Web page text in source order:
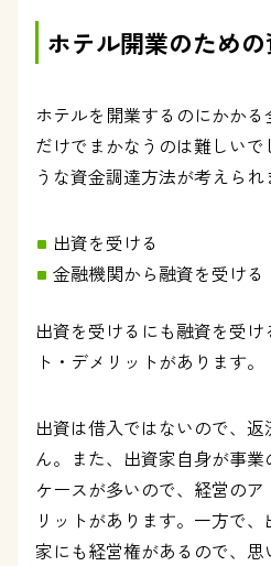
ホテル開業のため
ホテルを開業するのにかか
だけでまかなうのは難しい
うな資金調達方法が考えられ
出資を受ける
金融機関から融資を受ける
出資を受けるにも融資を受
ト・デメリットがあります。
出資は借入ではないので、
ん。また、出資家自身が事
ケースが多いので、経営の
リットがあります。一方で
家にも経営権があるので、